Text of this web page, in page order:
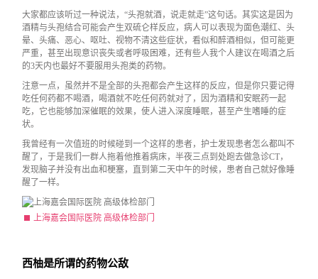
大家都应该听过一种说法，“头孢就酒，说走就走”这句话。其实这是因为
酒精与头孢结合可能会产生双硫仑样反应，病人可以表现为面色潮红、头
晕、头痛、恶心、呕吐、视物不清这些症状，看似和醉酒相似，但可能更
严重，甚至出现意识丧失或者呼吸困难，还有些人我个人建议在喝酒之后
的3天内也最好不要服用头孢类的药物。
注意一点，虽然并不是全部的头孢都会产生这样的反应，但是你只要记得
吃任何药都不喝酒，喝酒就不吃任何药就对了，因为酒精和安眠药一起
吃，它也能够加深催眠的效果，使人进入深度睡眠，甚至产生嗜睡的症
状。
我曾经有一次值班的时候碰到一个这样的患者，护士发现患者怎么都叫不
醒了，于是我们一群人拖着他推着病床，半夜三点到处跑去做急诊CT，
发现脑子并没有出血和梗塞，直到第二天中午的时候，患者自己就好像睡
醒了一样。
上海嘉会国际医院 高级体检部门
西柚是所谓的药物公敌